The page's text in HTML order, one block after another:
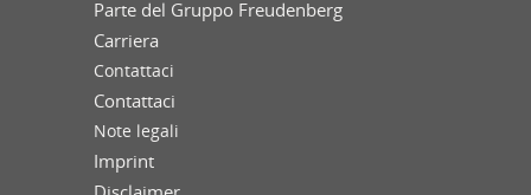
Parte del Gruppo Freudenberg
Carriera
Contattaci
Contattaci
Note legali
Imprint